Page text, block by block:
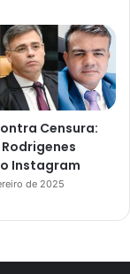
Censura:
Instagram
de 2025